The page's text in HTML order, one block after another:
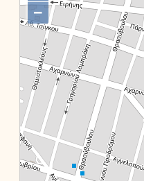
−